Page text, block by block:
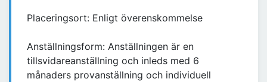
Placeringsort: Enligt överenskommelse
Anställningsform: Anställningen är en
tillsvidareanställning och inleds med 6
månaders provanställning och individuell